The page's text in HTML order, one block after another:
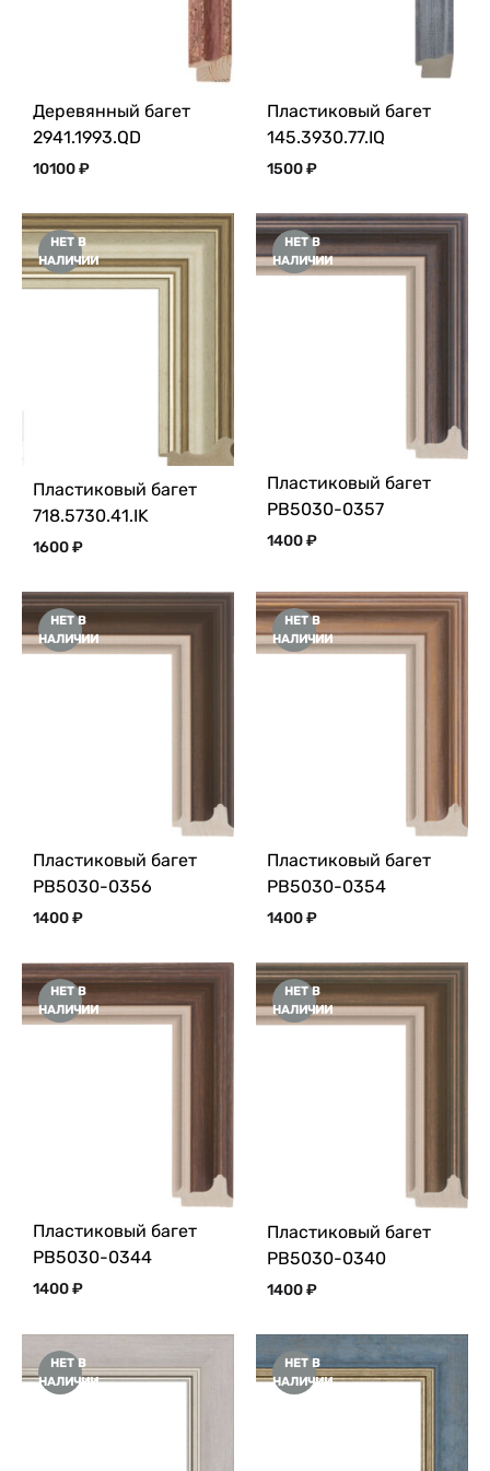
Деревянный багет
2941.1993.QD
10100₽
Пластиковый багет
145.3930.77.IQ
1500₽
НЕТ В
НАЛИЧИИ
Пластиковый багет
718.5730.41.IK
1600₽
НЕТ В
НАЛИЧИИ
Пластиковый багет
PB5030-0357
1400₽
НЕТ В
НАЛИЧИИ
Пластиковый багет
PB5030-0356
1400₽
НЕТ В
НАЛИЧИИ
Пластиковый багет
PB5030-0354
1400₽
НЕТ В
НАЛИЧИИ
Пластиковый багет
PB5030-0344
1400₽
НЕТ В
НАЛИЧИИ
Пластиковый багет
PB5030-0340
1400₽
НЕТ В
НАЛИЧИИ
НЕТ В
НАЛИЧИИ